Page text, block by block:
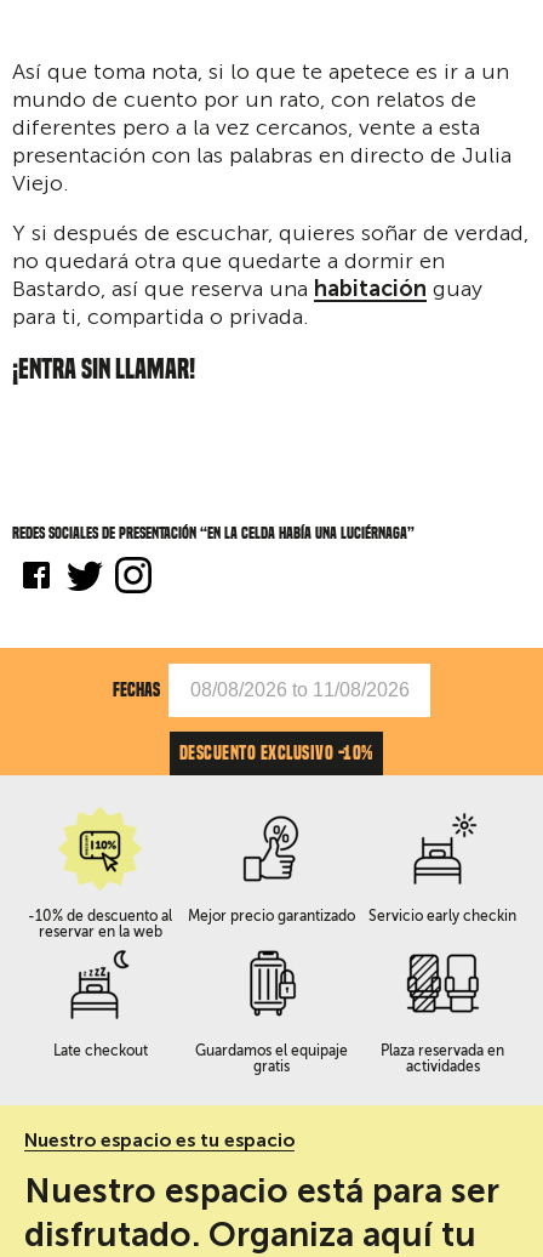
Así que toma nota, si lo que te apetece es ir a un
mundo de cuento por un rato, con relatos de
diferentes pero a la vez cercanos, vente a esta
presentación con las palabras en directo de Julia
Viejo.
Y si después de escuchar, quieres soñar de verdad,
no quedará otra que quedarte a dormir en
Bastardo, así que reserva una habitación guay
para ti, compartida o privada.
¡ENTRA SIN LLAMAR!
Redes sociales de Presentación “En la celda había una luciérnaga”
FECHAS
DESCUENTO EXCLUSIVO -10%
-10% de descuento al
reservar en la web
Mejor precio garantizado Servicio early checkin
Late checkout
Guardamos el equipaje
gratis
Plaza reservada en
actividades
Nuestro espacio es tu espacio
Nuestro espacio está para ser
disfrutado. Organiza aquí tu